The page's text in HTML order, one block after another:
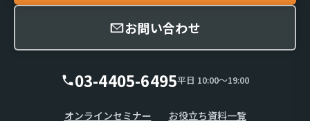
お問い合わせ
03-4405-6495平日 10:00〜19:00
オンラインセミナー お役立ち資料一覧